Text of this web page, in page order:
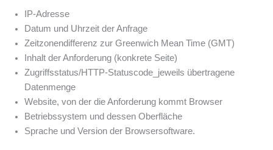
IP-Adresse
Datum und Uhrzeit der Anfrage
Zeitzonendifferenz zur Greenwich Mean Time (GMT)
Inhalt der Anforderung (konkrete Seite)
Zugriffsstatus/HTTP-Statuscode_jeweils übertragene
Datenmenge
Website, von der die Anforderung kommt Browser
Betriebssystem und dessen Oberfläche
Sprache und Version der Browsersoftware.